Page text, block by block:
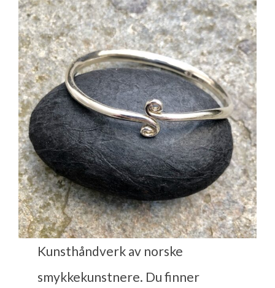
Kunsthåndverk av norske
smykkekunstnere. Du finner